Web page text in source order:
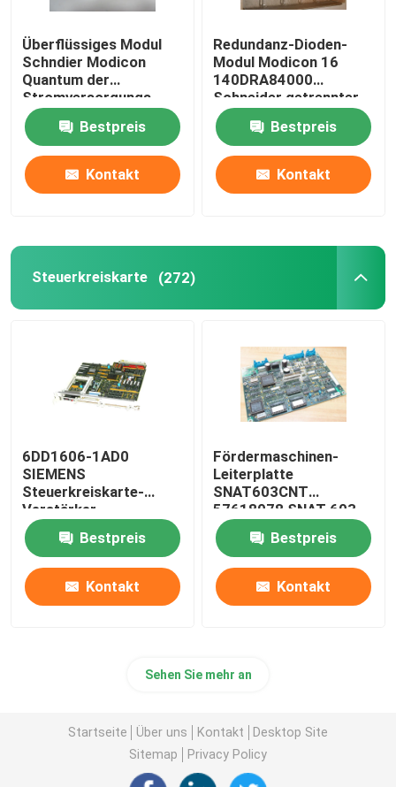
Überflüssiges Modul
Schndier Modicon
Quantum der
Stromversorgungs-
140DRC83000
Input/OutputBestpreis
Kontakt
Redundanz-Dioden-
Modul Modicon 16
140DRA84000
Schneider getrennter
Ertrag
Bestpreis
Kontakt
Steuerkreiskarte (272)
6DD1606-1AD0
SIEMENS
Steuerkreiskarte-
Verstärker-
Leiterplatte PT20M
32MHz Bestpreis
Kontakt
Fördermaschinen-
Leiterplatte
SNAT603CNT
57618078 SNAT 603
CNT 61007041 Steuer
Bestpreis
Kontakt
Sehen Sie mehr an
Startseite Über uns Kontakt
Desktop Site
Sitemap
Privacy Policy